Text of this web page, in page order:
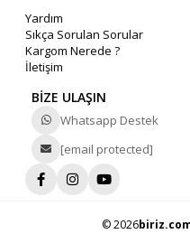
Yardım
Sıkça Sorulan Sorular
Kargom Nerede ?
İletişim
BİZE ULAŞIN
Whatsapp Destek
[email protected]
© 2026